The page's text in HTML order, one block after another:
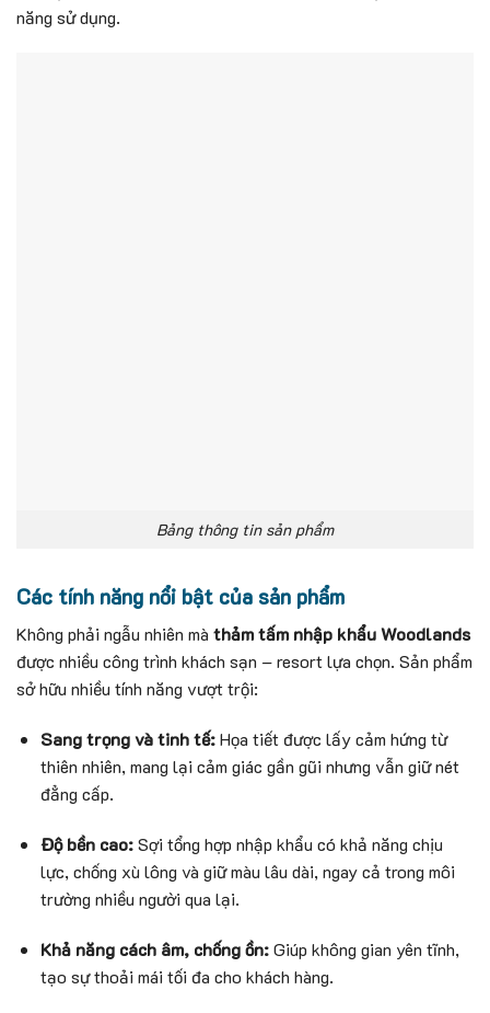
năng sử dụng.
Bảng thông tin sản phẩm
Các tính năng nổi bật của sản phẩm
Không phải ngẫu nhiên mà thảm tấm nhập khẩu Woodlands
được nhiều công trình khách sạn – resort lựa chọn. Sản phẩm
sở hữu nhiều tính năng vượt trội:
Sang trọng và tinh tế:Họa tiết được lấy cảm hứng từ
thiên nhiên, mang lại cảm giác gần gũi nhưng vẫn giữ nét
đẳng cấp.
Độ bền cao:Sợi tổng hợp nhập khẩu có khả năng chịu
lực, chống xù lông và giữ màu lâu dài, ngay cả trong môi
trường nhiều người qua lại.
Khả năng cách âm, chống ồn:Giúp không gian yên tĩnh,
tạo sự thoải mái tối đa cho khách hàng.